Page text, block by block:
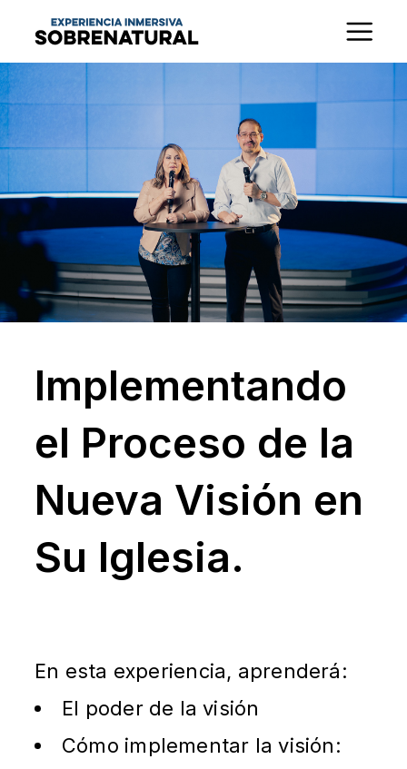
Implementando
el Proceso de la
Nueva Visión en
Su Iglesia.
En esta experiencia, aprenderá:
El poder de la visión
Cómo implementar la visión: